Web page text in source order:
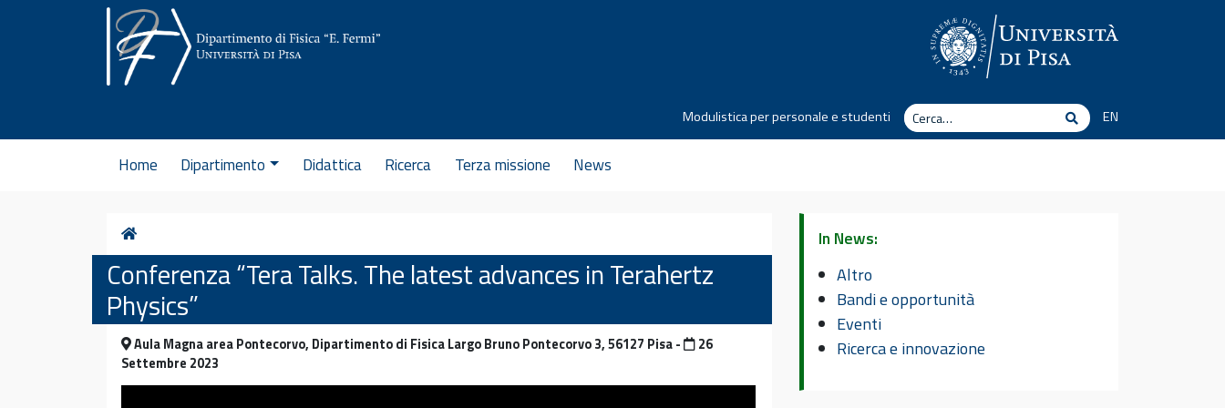
Vai al contenuto
Modulistica per personale e studenti
Cerca
CercaEN
Home Dipartimento Didattica Ricerca Terza missione News
Home
Conferenza “Tera Talks. The latest advances in Terahertz
Physics”
Aula Magna area Pontecorvo, Dipartimento di Fisica Largo Bruno Pontecorvo 3, 56127 Pisa -
26
Settembre 2023
In News:
Altro
Bandi e opportunità
Eventi
Ricerca e innovazione